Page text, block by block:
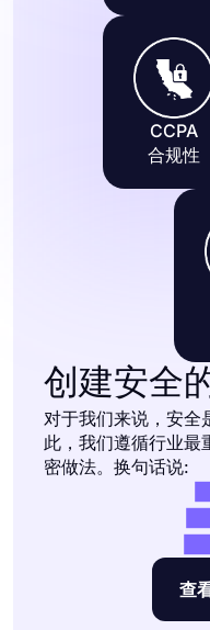
创建安全
对于我们来说，安全
此，我们遵循行业最
密做法。换句话说:
查
CCPA
合规性